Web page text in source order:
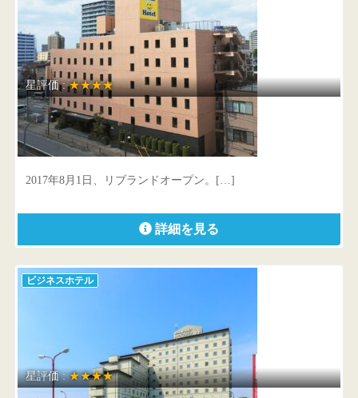
星評価 :★★★★
スマイルホテル川口
埼玉県 川口市幸町3-7-31
2017年8月1日、リブランドオープン。[…]
詳細を見る
ビジネスホテル
星評価 :★★★★